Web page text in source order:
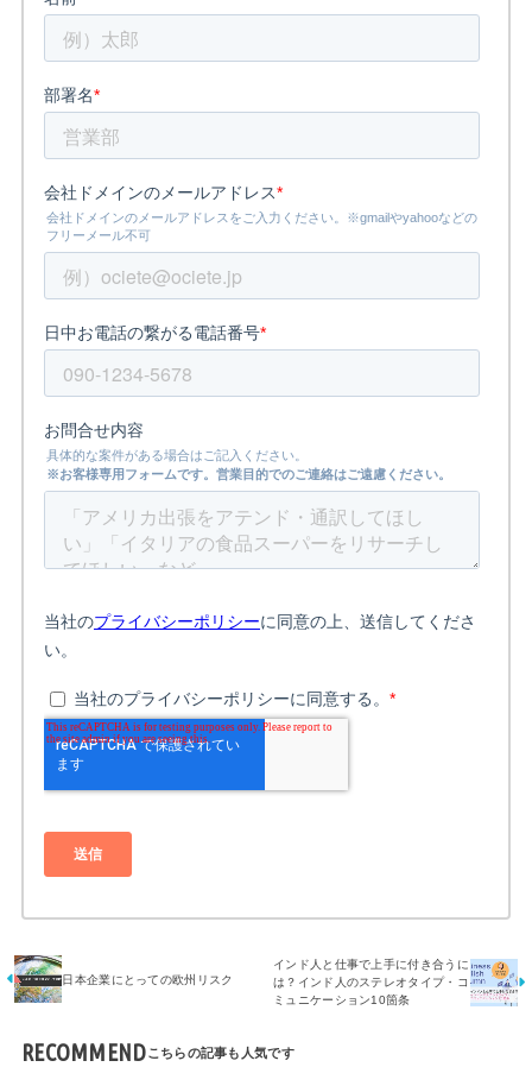
日本企業にとっての欧州リスク
インド人と仕事で上手に付き合うに
は？インド人のステレオタイプ・コ
ミュニケーション10箇条
RECOMMEND